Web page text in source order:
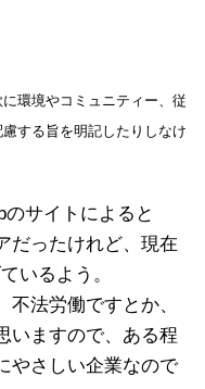
環境やコミュニティー、従
する旨を明記したりしなけ
サイトによると
だったけれど、現在
いるよう。
法労働ですとか、
いますので、ある程
やさしい企業なので